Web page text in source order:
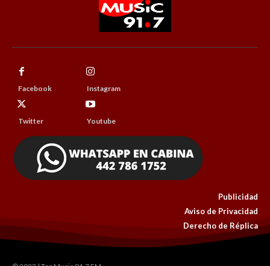
Facebook Instagram
Twitter Youtube
Publicidad
Aviso de Privacidad
Derecho de Réplica